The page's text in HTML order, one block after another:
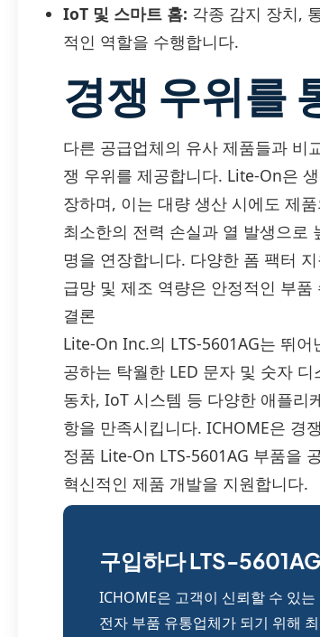
IoT 및 스마트 홈: 각종 감지 장치,
적인 역할을 수행합니다.
경쟁 우위를
다른 공급업체의 유사 제품들과 비
쟁 우위를 제공합니다. Lite-On은
장하며, 이는 대량 생산 시에도 제
최소한의 전력 손실과 열 발생으로
명을 연장합니다. 다양한 폼 팩터
급망 및 제조 역량은 안정적인 부품
결론
Lite-On Inc.의 LTS-5601AG는 뛰
공하는 탁월한 LED 문자 및 숫자
동차, IoT 시스템 등 다양한 애플리
항을 만족시킵니다. ICHOME은 경
정품 Lite-On LTS-5601AG 부품을
혁신적인 제품 개발을 지원합니다.
구입하다 LTS-
ICHOME은 고객이 신뢰할 수 있는
전자 부품 유통업체가 되기 위해